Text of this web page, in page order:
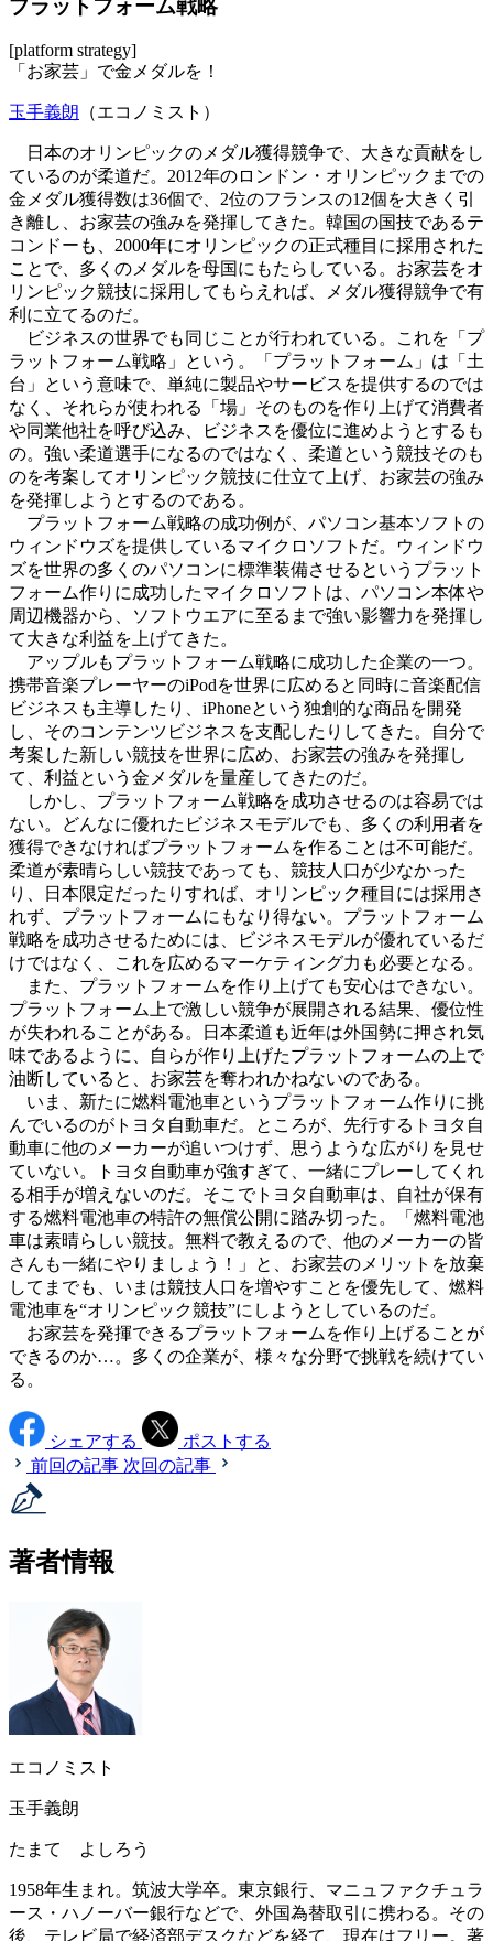
プラットフォーム戦略
[platform strategy]
「お家芸」で金メダルを！
玉手義朗 （エコノミスト）
日本のオリンピックのメダル獲得競争で、大きな貢献をし
ているのが柔道だ。2012年のロンドン・オリンピックまでの
金メダル獲得数は36個で、2位のフランスの12個を大きく引
き離し、お家芸の強みを発揮してきた。韓国の国技であるテ
コンドーも、2000年にオリンピックの正式種目に採用された
ことで、多くのメダルを母国にもたらしている。お家芸をオ
リンピック競技に採用してもらえれば、メダル獲得競争で有
利に立てるのだ。
ビジネスの世界でも同じことが行われている。これを「プ
ラットフォーム戦略」という。「プラットフォーム」は「土
台」という意味で、単純に製品やサービスを提供するのでは
なく、それらが使われる「場」そのものを作り上げて消費者
や同業他社を呼び込み、ビジネスを優位に進めようとするも
の。強い柔道選手になるのではなく、柔道という競技そのも
のを考案してオリンピック競技に仕立て上げ、お家芸の強み
を発揮しようとするのである。
プラットフォーム戦略の成功例が、パソコン基本ソフトの
ウィンドウズを提供しているマイクロソフトだ。ウィンドウ
ズを世界の多くのパソコンに標準装備させるというプラット
フォーム作りに成功したマイクロソフトは、パソコン本体や
周辺機器から、ソフトウエアに至るまで強い影響力を発揮し
て大きな利益を上げてきた。
アップルもプラットフォーム戦略に成功した企業の一つ。
携帯音楽プレーヤーのiPodを世界に広めると同時に音楽配信
ビジネスも主導したり、iPhoneという独創的な商品を開発
し、そのコンテンツビジネスを支配したりしてきた。自分で
考案した新しい競技を世界に広め、お家芸の強みを発揮し
て、利益という金メダルを量産してきたのだ。
しかし、プラットフォーム戦略を成功させるのは容易では
ない。どんなに優れたビジネスモデルでも、多くの利用者を
獲得できなければプラットフォームを作ることは不可能だ。
柔道が素晴らしい競技であっても、競技人口が少なかった
り、日本限定だったりすれば、オリンピック種目には採用さ
れず、プラットフォームにもなり得ない。プラットフォーム
戦略を成功させるためには、ビジネスモデルが優れているだ
けではなく、これを広めるマーケティング力も必要となる。
また、プラットフォームを作り上げても安心はできない。
プラットフォーム上で激しい競争が展開される結果、優位性
が失われることがある。日本柔道も近年は外国勢に押され気
味であるように、自らが作り上げたプラットフォームの上で
油断していると、お家芸を奪われかねないのである。
いま、新たに燃料電池車というプラットフォーム作りに挑
んでいるのがトヨタ自動車だ。ところが、先行するトヨタ自
動車に他のメーカーが追いつけず、思うような広がりを見せ
ていない。トヨタ自動車が強すぎて、一緒にプレーしてくれ
る相手が増えないのだ。そこでトヨタ自動車は、自社が保有
する燃料電池車の特許の無償公開に踏み切った。「燃料電池
車は素晴らしい競技。無料で教えるので、他のメーカーの皆
さんも一緒にやりましょう！」と、お家芸のメリットを放棄
してまでも、いまは競技人口を増やすことを優先して、燃料
電池車を“オリンピック競技”にしようとしているのだ。
お家芸を発揮できるプラットフォームを作り上げることが
できるのか…。多くの企業が、様々な分野で挑戦を続けてい
る。
シェアする
ポストする
前回の記事 次回の記事
著者情報
エコノミスト
玉手義朗
たまて よしろう
1958年生まれ。筑波大学卒。東京銀行、マニュファクチュラ
ース・ハノーバー銀行などで、外国為替取引に携わる。その
後、テレビ局で経済部デスクなどを経て、現在はフリー。著